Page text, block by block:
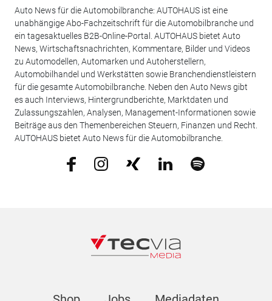
Auto News für die Automobilbranche: AUTOHAUS ist eine
unabhängige Abo-Fachzeitschrift für die Automobilbranche und
ein tagesaktuelles B2B-Online-Portal. AUTOHAUS bietet Auto
News, Wirtschaftsnachrichten, Kommentare, Bilder und Videos
zu Automodellen, Automarken und Autoherstellern,
Automobilhandel und Werkstätten sowie Branchendienstleistern
für die gesamte Automobilbranche. Neben den Auto News gibt
es auch Interviews, Hintergrundberichte, Marktdaten und
Zulassungszahlen, Analysen, Management-Informationen sowie
Beiträge aus den Themenbereichen Steuern, Finanzen und Recht.
AUTOHAUS bietet Auto News für die Automobilbranche.